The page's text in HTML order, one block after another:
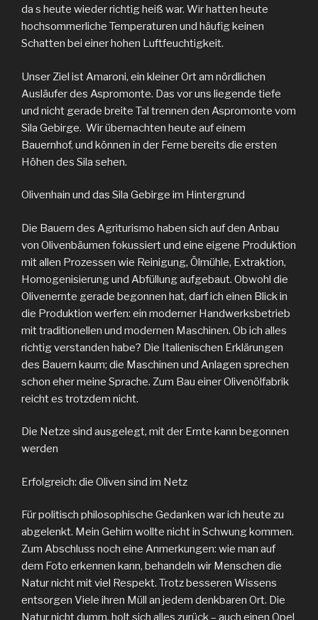
da s heute wieder richtig heiß war. Wir hatten heute
hochsommerliche Temperaturen und häufig keinen
Schatten bei einer hohen Luftfeuchtigkeit.
Unser Ziel ist Amaroni, ein kleiner Ort am nördlichen
Ausläufer des Aspromonte. Das vor uns liegende tiefe
und nicht gerade breite Tal trennen den Aspromonte vom
Sila Gebirge. Wir übernachten heute auf einem
Bauernhof, und können in der Ferne bereits die ersten
Höhen des Sila sehen.
Olivenhain und das Sila Gebirge im Hintergrund
Die Bauern des Agriturismo haben sich auf den Anbau
von Olivenbäumen fokussiert und eine eigene Produktion
mit allen Prozessen wie Reinigung, Ölmühle, Extraktion,
Homogenisierung und Abfüllung aufgebaut. Obwohl die
Olivenernte gerade begonnen hat, darf ich einen Blick in
die Produktion werfen: ein moderner Handwerksbetrieb
mit traditionellen und modernen Maschinen. Ob ich alles
richtig verstanden habe? Die Italienischen Erklärungen
des Bauern kaum; die Maschinen und Anlagen sprechen
schon eher meine Sprache. Zum Bau einer Olivenölfabrik
reicht es trotzdem nicht.
Die Netze sind ausgelegt, mit der Ernte kann begonnen
werden
Erfolgreich: die Oliven sind im Netz
Für politisch philosophische Gedanken war ich heute zu
abgelenkt. Mein Gehirn wollte nicht in Schwung kommen.
Zum Abschluss noch eine Anmerkungen: wie man auf
dem Foto erkennen kann, behandeln wir Menschen die
Natur nicht mit viel Respekt. Trotz besseren Wissens
entsorgen Viele ihren Müll an jedem denkbaren Ort. Die
Natur nicht dumm, holt sich alles zurück – auch einen Opel